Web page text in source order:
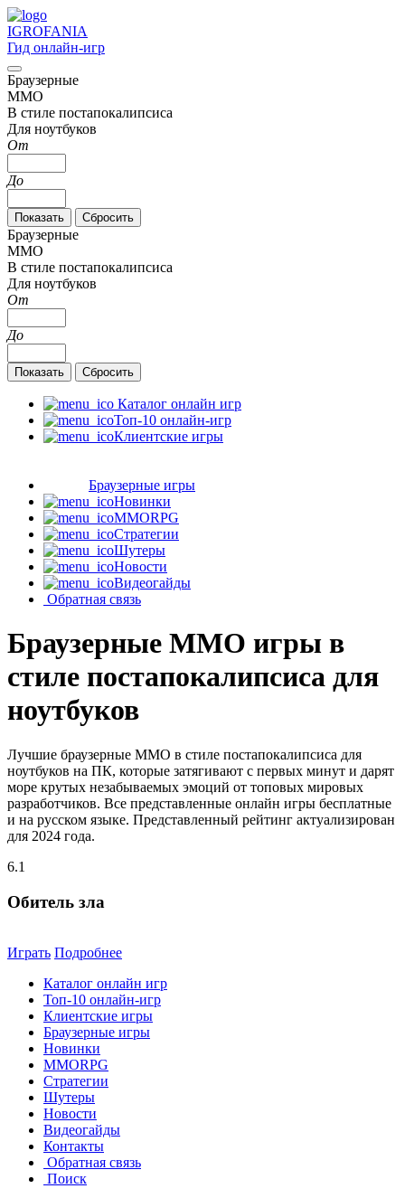
IGROFANIA
Гид онлайн-игр
Браузерные
MMO
В стиле постапокалипсиса
Для ноутбуков
От
До
Браузерные
MMO
В стиле постапокалипсиса
Для ноутбуков
От
До
Каталог онлайн игр
Топ-10 онлайн-игр
Клиентские игры
Браузерные игры
Новинки
MMORPG
Стратегии
Шутеры
Новости
Видеогайды
Обратная связь
Браузерные MMO игры в
стиле постапокалипсиса для
ноутбуков
Лучшие браузерные MMO в стиле постапокалипсиса для
ноутбуков на ПК, которые затягивают с первых минут и дарят
море крутых незабываемых эмоций от топовых мировых
разработчиков. Все представленные онлайн игры бесплатные
и на русском языке. Представленный рейтинг актуализирован
для 2024 года.
6.1
Обитель зла
Играть Подробнее
Каталог онлайн игр
Топ-10 онлайн-игр
Клиентские игры
Браузерные игры
Новинки
MMORPG
Стратегии
Шутеры
Новости
Видеогайды
Контакты
Обратная связь
Поиск